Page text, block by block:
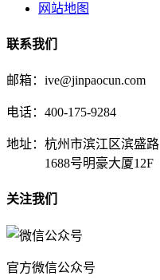
网站地图
联系我们
邮箱：ive@jinpaocun.com
电话：400-175-9284
地址：杭州市滨江区滨盛路
1688号明豪大厦12F
关注我们
官方微信公众号